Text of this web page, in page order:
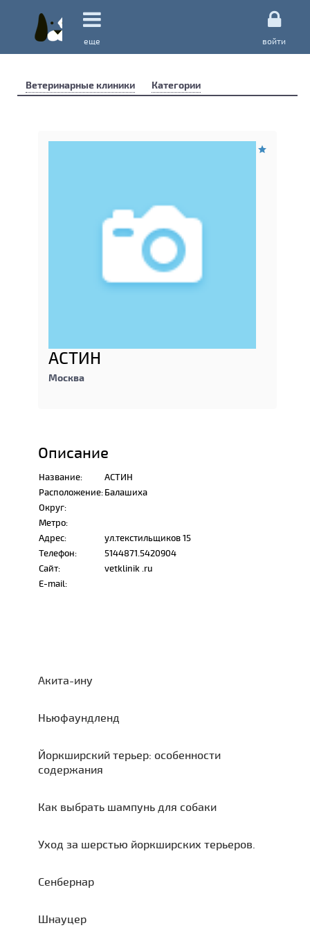
еще войти
Ветеринарные клиники Категории
АСТИН
Москва
Описание
Название:
АСТИН
Расположение:Балашиха
Округ:
Метро:
Адрес:
ул.текстильщиков 15
Телефон:
5144871.5420904
Сайт:
vetklinik .ru
E-mail:
Акита-ину
Ньюфаундленд
Йоркширский терьер: особенности
содержания
Как выбрать шампунь для собаки
Уход за шерстью йоркширских терьеров.
Сенбернар
Шнауцер